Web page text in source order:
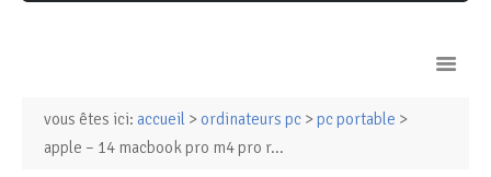
Ordinateurs & Tablettes
vous êtes ici: accueil > ordinateurs pc > pc portable >
apple – 14 macbook pro m4 pro r...